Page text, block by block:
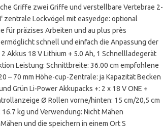
Griffe zwei Griffe und verstellbare Vertebrae 2-
Lockvögel mit easyedge: optional
für präzises Arbeiten und au plus près
schnell und einfach die Anpassung der
Akkus 18 V Lithium + 5.0 Ah, 1 Schnellladegerät
Leistung: Schnittbreite: 36.00 cm empfohlene
– 70 mm Höhe-cup-Zentrale: ja Kapazität Becken
Grün Li-Power Akkupacks +: 2 x 18 V ONE +
Ø Rollen vorne/hinten: 15 cm/20,5 cm
kg und Verwendung: Nicht Mähen
und die speichern in einem Ort S